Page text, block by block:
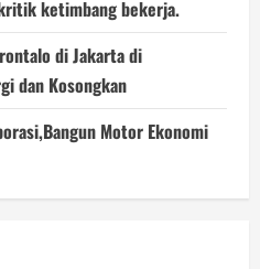
ketimbang bekerja.
di Jakarta di
dan Kosongkan
Motor Ekonomi